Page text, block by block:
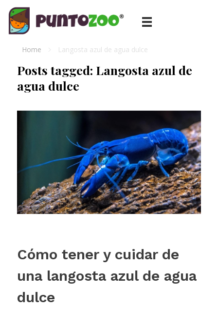
Home Langosta azul de agua dulce
Posts tagged: Langosta azul de
agua dulce
Cómo tener y cuidar de
una langosta azul de agua
dulce